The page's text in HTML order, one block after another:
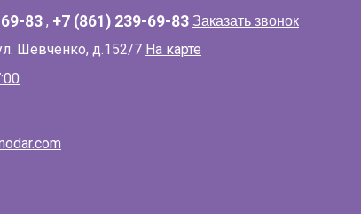
83 , +7 (861) 239-69-83 Заказать звонок
Шевченко, д.152/7 На карте